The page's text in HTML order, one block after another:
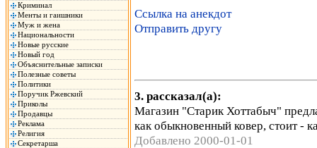
Криминал
Менты и гаишники
Муж и жена
Национальности
Новые русские
Новый год
Объяснительные записки
Полезные советы
Политики
Поручик Ржевский
Приколы
Продавцы
Реклама
Религия
Секретарша
Ссылка на анекдот
Отправить другу
3. рассказал(а):
Магазин "Старик Хоттабыч"
как обыкновенный ковер, стоит -
Добавлено 2000-01-01